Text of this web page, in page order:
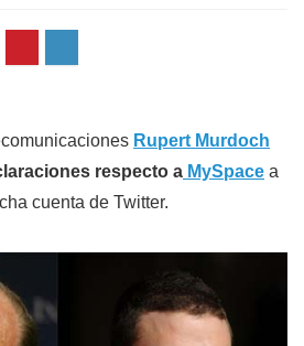
Rupert Murdoch
respecto a MySpace a
cuenta de Twitter.